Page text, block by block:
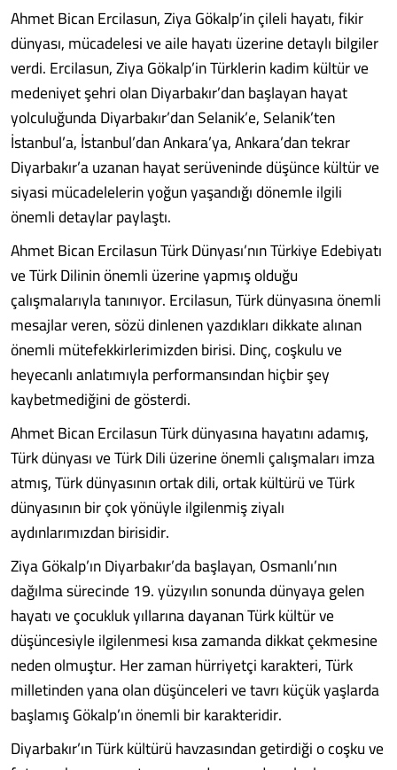
Ahmet Bican Ercilasun, Ziya Gökalp’in çileli hayatı, fikir
dünyası, mücadelesi ve aile hayatı üzerine detaylı bilgiler
verdi. Ercilasun, Ziya Gökalp’in Türklerin kadim kültür ve
medeniyet şehri olan Diyarbakır’dan başlayan hayat
yolculuğunda Diyarbakır’dan Selanik’e, Selanik’ten
İstanbul’a, İstanbul’dan Ankara’ya, Ankara’dan tekrar
Diyarbakır’a uzanan hayat serüveninde düşünce kültür ve
siyasi mücadelelerin yoğun yaşandığı dönemle ilgili
önemli detaylar paylaştı.
Ahmet Bican Ercilasun Türk Dünyası’nın Türkiye Edebiyatı
ve Türk Dilinin önemli üzerine yapmış olduğu
çalışmalarıyla tanınıyor. Ercilasun, Türk dünyasına önemli
mesajlar veren, sözü dinlenen yazdıkları dikkate alınan
önemli mütefekkirlerimizden birisi. Dinç, coşkulu ve
heyecanlı anlatımıyla performansından hiçbir şey
kaybetmediğini de gösterdi.
Ahmet Bican Ercilasun Türk dünyasına hayatını adamış,
Türk dünyası ve Türk Dili üzerine önemli çalışmaları imza
atmış, Türk dünyasının ortak dili, ortak kültürü ve Türk
dünyasının bir çok yönüyle ilgilenmiş ziyalı
aydınlarımızdan birisidir.
Ziya Gökalp’ın Diyarbakır’da başlayan, Osmanlı’nın
dağılma sürecinde 19. yüzyılın sonunda dünyaya gelen
hayatı ve çocukluk yıllarına dayanan Türk kültür ve
düşüncesiyle ilgilenmesi kısa zamanda dikkat çekmesine
neden olmuştur. Her zaman hürriyetçi karakteri, Türk
milletinden yana olan düşünceleri ve tavrı küçük yaşlarda
başlamış Gökalp’ın önemli bir karakteridir.
Diyarbakır’ın Türk kültürü havzasından getirdiği o coşku ve